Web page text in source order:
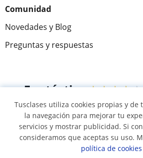
Comunidad
Novedades y Blog
Preguntas y respuestas
Fantástica★★★★★
305915 opiniones de
© 2007 - 2026
Tusclases utiliza cookies propias y de
la navegación para mejorar tu
servicios y mostrar publicidad. Si
consideramos que aceptas su uso.
política de cookies